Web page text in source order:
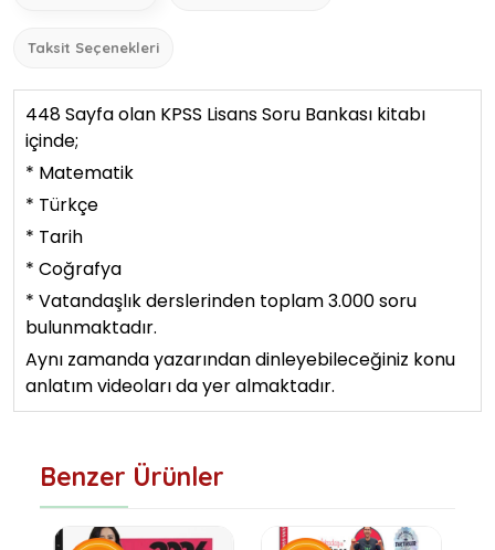
Taksit Seçenekleri
448 Sayfa olan KPSS Lisans Soru Bankası kitabı
içinde;
* Matematik
* Türkçe
* Tarih
* Coğrafya
* Vatandaşlık derslerinden toplam 3.000 soru
bulunmaktadır.
Aynı zamanda yazarından dinleyebileceğiniz konu
anlatım videoları da yer almaktadır.
Benzer Ürünler